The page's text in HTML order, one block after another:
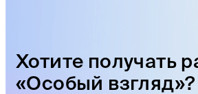
Хотите получать
«Особый взгляд»?